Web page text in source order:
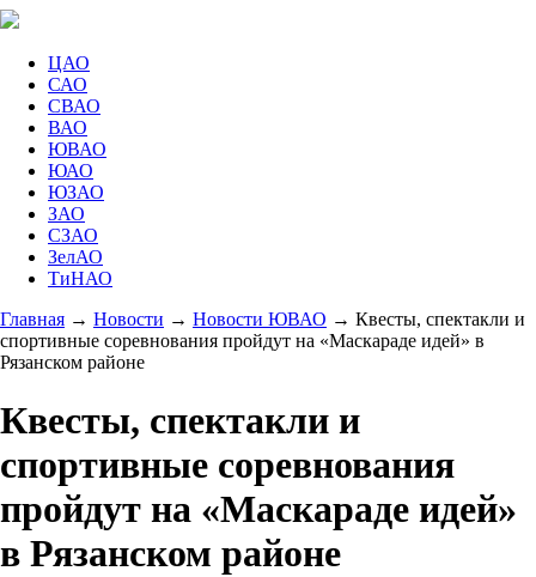
ЦАО
САО
СВАО
ВАО
ЮВАО
ЮАО
ЮЗАО
ЗАО
СЗАО
ЗелАО
ТиНАО
Главная → Новости → Новости ЮВАО → Квесты, спектакли и
спортивные соревнования пройдут на «Маскараде идей» в
Рязанском районе
Квесты, спектакли и
спортивные соревнования
пройдут на «Маскараде идей»
в Рязанском районе